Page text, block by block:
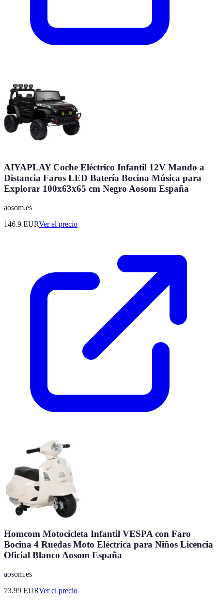
AIYAPLAY Coche Eléctrico Infantil 12V Mando a
Distancia Faros LED Batería Bocina Música para
Explorar 100x63x65 cm Negro Aosom España
aosom.es
146.9 EURVer el precio
Homcom Motocicleta Infantil VESPA con Faro
Bocina 4 Ruedas Moto Eléctrica para Niños Licencia
Oficial Blanco Aosom España
aosom.es
73.99 EURVer el precio